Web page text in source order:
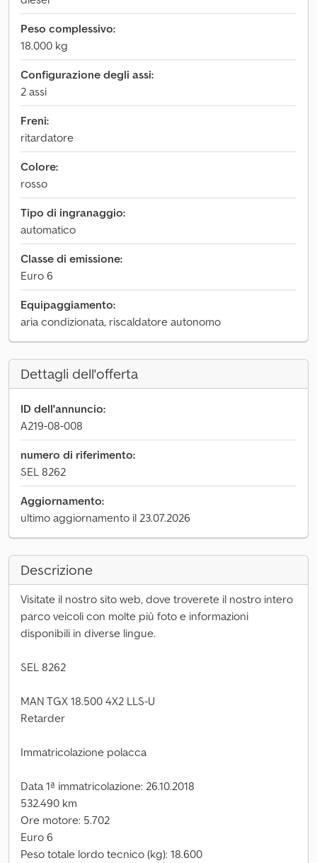
Peso complessivo:
18.000 kg
Configurazione degli assi:
2 assi
Freni:
ritardatore
Colore:
rosso
Tipo di ingranaggio:
automatico
Classe di emissione:
Euro 6
Equipaggiamento:
aria condizionata, riscaldatore autonomo
Dettagli dell'offerta
ID dell'annuncio:
A219-08-008
numero di riferimento:
SEL 8262
Aggiornamento:
ultimo aggiornamento il 23.07.2026
Descrizione
Visitate il nostro sito web, dove troverete il nostro intero
parco veicoli con molte più foto e informazioni
disponibili in diverse lingue.
SEL 8262
MAN TGX 18.500 4X2 LLS-U
Retarder
Immatricolazione polacca
Data 1ª immatricolazione: 26.10.2018
532.490 km
Ore motore: 5.702
Euro 6
Peso totale lordo tecnico (kg): 18.600